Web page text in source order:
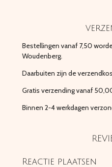
Bestellingen vanaf 7,50
Woudenberg.
Daarbuiten zijn de
Gratis verzending vanaf
Binnen 2-4 werkdagen
Reactie plaatsen